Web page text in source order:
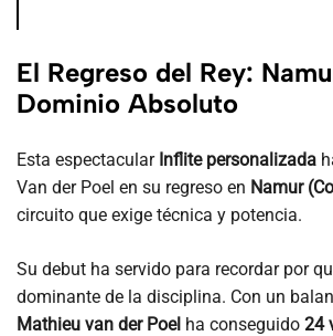
El Regreso del Rey:
Dominio Absoluto
Esta espectacular Inflite personalizada
Van der Poel en su regreso en Namur
circuito que exige técnica y potencia.
Su debut ha servido para recordar por
dominante de la disciplina. Con un
Mathieu van der Poel ha conseguido 24